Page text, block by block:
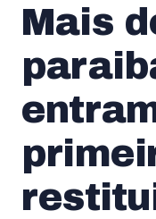
Mais